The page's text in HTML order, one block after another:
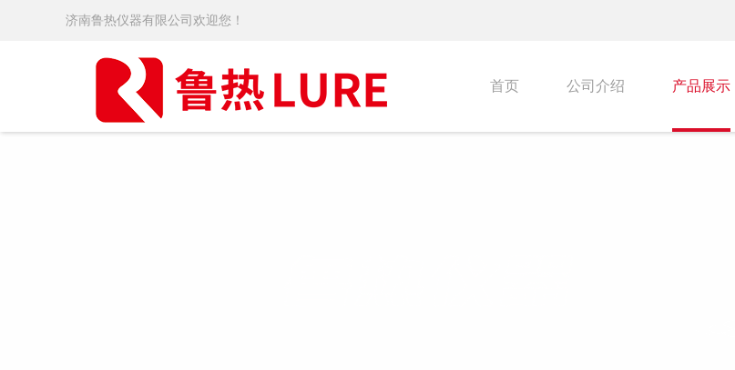
济南鲁热仪器有限公司欢迎您！
首页 公司介绍 产品展示